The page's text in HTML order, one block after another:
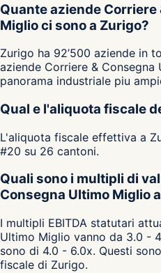
Quante aziende Corriere
Miglio ci sono a Zurigo?
Zurigo ha 92’500 aziende in
aziende Corriere &
panorama industriale piu
Qual e l'aliquota fiscale
L'aliquota fiscale effettiva a
#20 su 26 cantoni.
Quali sono i multipli di
Consegna Ultimo Miglio
I multipli EBITDA statutari
Ultimo Miglio vanno da 3.0 -
sono di 4.0 - 6.0x. Questi
fiscale di Zurigo.